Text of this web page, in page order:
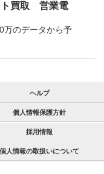
ト買取 営業電
万のデータから予
ヘルプ
個人情報保護方針
採用情報
個人情報の取扱いについて